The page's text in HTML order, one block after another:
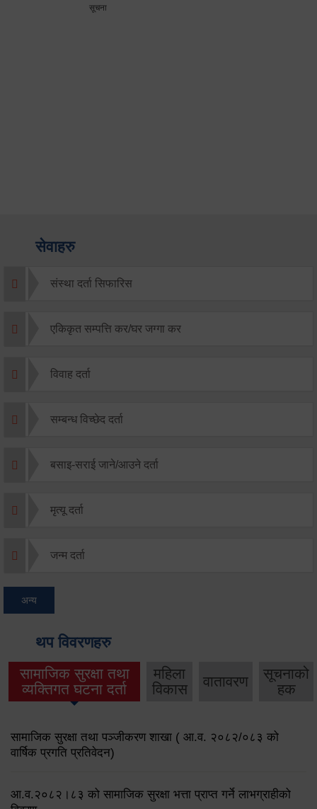
सूचना
सेवाहरु
संस्था दर्ता सिफारिस
एकिकृत सम्पत्ति कर/घर जग्गा कर
विवाह दर्ता
सम्बन्ध विच्छेद दर्ता
बसाइ-सराई जाने/आउने दर्ता
मृत्यू दर्ता
जन्म दर्ता
अन्य
थप विवरणहरु
सामाजिक सुरक्षा तथा
व्यक्तिगत घटना दर्ता
महिला
विकास
वातावरण
सूचनाको
हक
सामाजिक सुरक्षा तथा पञ्जीकरण शाखा ( आ.व. २०८२/०८३ को
वार्षिक प्रगति प्रतिवेदन)
आ.व.२०८२।८३ को सामाजिक सुरक्षा भत्ता प्राप्त गर्ने लाभग्राहीको